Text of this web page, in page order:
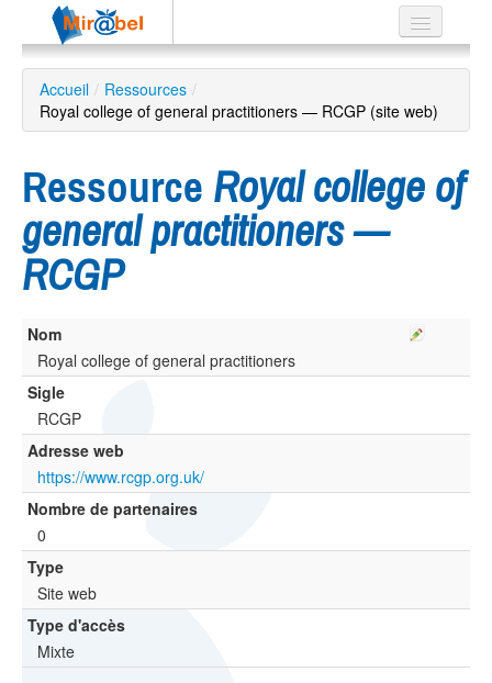
Le réseau
Soutien
Recherche
avancée
ES
?
Accueil / Ressources /
Royal college of general practitioners — RCGP (site web)
Ressource Royal college of
general practitioners —
RCGP
Nom
Royal college of general practitioners
Sigle
RCGP
Adresse web
https://www.rcgp.org.uk/
Nombre de partenaires
0
Type
Site web
Type d'accès
Mixte